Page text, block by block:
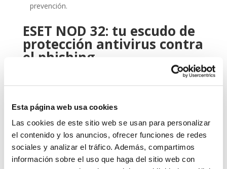
Esta página web usa cookies
Las cookies de este sitio web se usan para personalizar
el contenido y los anuncios, ofrecer funciones de redes
sociales y analizar el tráfico. Además, compartimos
información sobre el uso que haga del sitio web con
prevención.
ESET NOD 32: tu escudo de
protección antivirus contra
el phishing
Aquí es donde entra en juego una herramienta
profesional comoESET NOD 32. Esteantivirusha
rendimiento, facilidad de uso y detección avanzada de
amenazas.
Gracias a sus capacidades heurísticas y su protección
en tiempo real, ESET NOD 32 detecta y bloquea
intentos de phishing antes de que puedan causarte